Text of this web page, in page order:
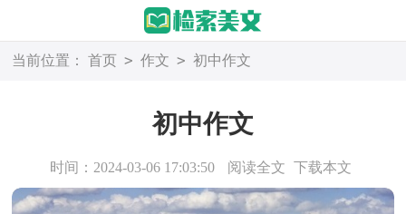
当前位置： 首页 > 作文 > 初中作文
初中作文
时间：2024-03-06 17:03:50 阅读全文 下载本文